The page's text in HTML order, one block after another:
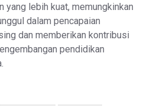
yang lebih kuat, memungkinkan
dalam pencapaian
dan memberikan kontribusi
pendidikan